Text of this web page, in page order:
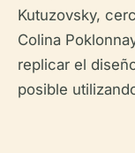
Kutuzovsky,
Colina
replicar el
posible